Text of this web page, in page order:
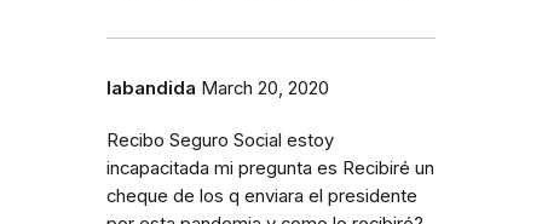
labandida March 20, 2020
Recibo Seguro Social estoy
incapacitada mi pregunta es Recibiré un
cheque de los q enviara el presidente